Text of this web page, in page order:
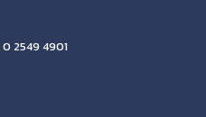
0 2549 4901